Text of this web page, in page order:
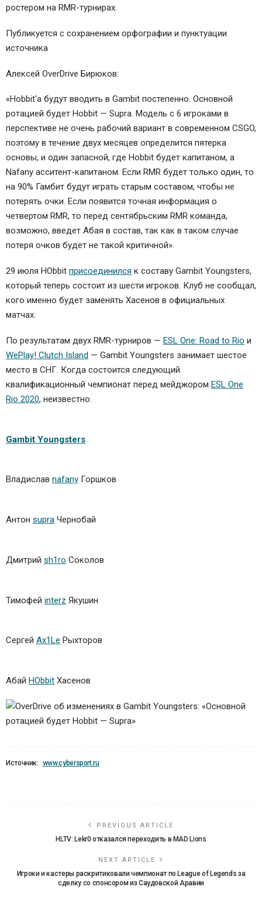
ростером на RMR-турнирах.
Публикуется с сохранением орфографии и пунктуации
источника
Алексей OverDrive Бирюков:
«Hobbit'а будут вводить в Gambit постепенно. Основной
ротацией будет Hobbit — Supra. Модель с 6 игроками в
перспективе не очень рабочий вариант в современном CSGO,
поэтому в течение двух месяцев определится пятерка
основы, и один запасной, где Hobbit будет капитаном, а
Nafany асситент-капитаном. Если RMR будет только один, то
на 90% Гамбит будут играть старым составом, чтобы не
потерять очки. Если появится точная информация о
четвертом RMR, то перед сентябрьским RMR команда,
возможно, введет Абая в состав, так как в таком случае
потеря очков будет не такой критичной».
29 июля HObbit присоединился к составу Gambit Youngsters,
который теперь состоит из шести игроков. Клуб не сообщал,
кого именно будет заменять Хасенов в официальных
матчах.
По результатам двух RMR-турниров — ESL One: Road to Rio и
WePlay! Clutch Island — Gambit Youngsters занимает шестое
место в СНГ. Когда состоится следующий
квалификационный чемпионат перед мейджором ESL One
Rio 2020, неизвестно.
Gambit Youngsters
Владислав nafany Горшков
Антон supra Чернобай
Дмитрий sh1ro Соколов
Тимофей interz Якушин
Сергей Ax1Le Рыхторов
Абай HObbit Хасенов
Источник: www.cybersport.ru
PREVIOUS ARTICLE
HLTV: Lekr0 отказался переходить в MAD Lions
NEXT ARTICLE
Игроки и кастеры раскритиковали чемпионат по League of Legends за
сделку со спонсором из Саудовской Аравии